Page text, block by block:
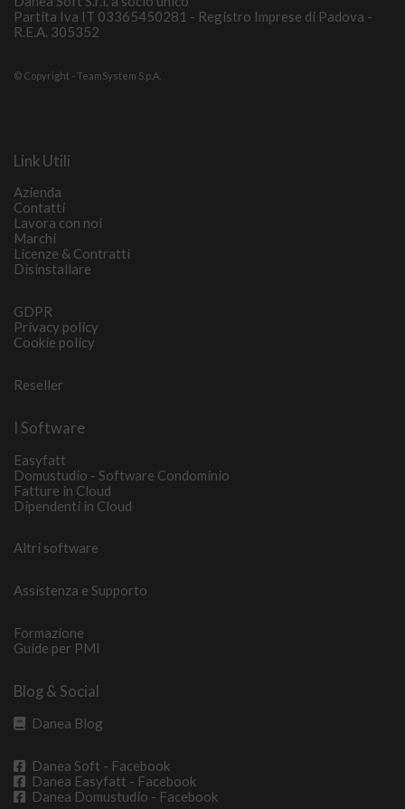
Partita Iva IT 03365450281 - Registro Imprese di Padova -
R.E.A. 305352
© Copyright - TeamSystem S.p.A.
Link Utili
Azienda
Contatti
Lavora con noi
Marchi
Licenze & Contratti
Disinstallare
GDPR
Privacy policy
Cookie policy
Reseller
I Software
Easyfatt
Domustudio - Software Condominio
Fatture in Cloud
Dipendenti in Cloud
Altri software
Assistenza e Supporto
Formazione
Guide per PMI
Blog & Social
Danea Blog
Danea Soft - Facebook
Danea Easyfatt - Facebook
Danea Domustudio - Facebook